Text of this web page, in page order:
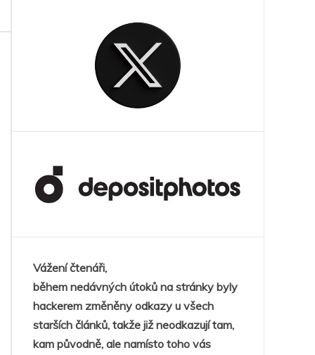
Vážení čtenáři,
během nedávných útoků na stránky byly
hackerem změněny odkazy u všech
starších článků, takže již neodkazují tam,
kam původně, ale namísto toho vás